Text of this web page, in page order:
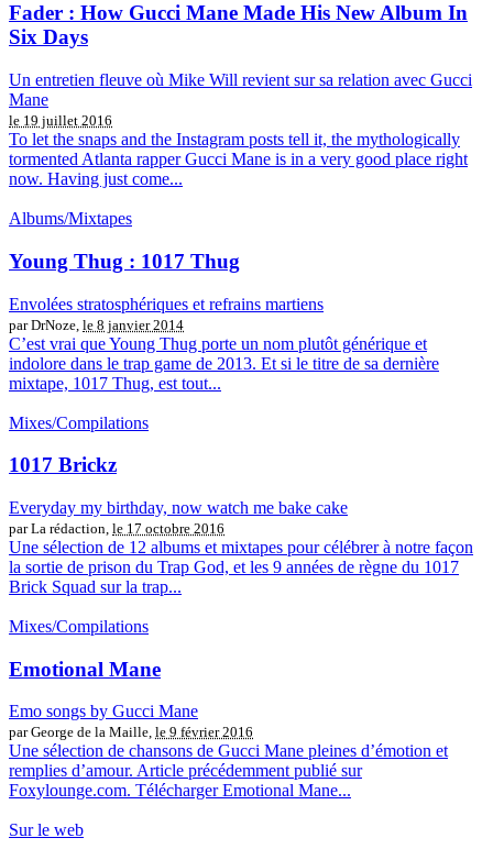
Fader : How Gucci Mane Made His New Album In
Six Days
Un entretien fleuve où Mike Will revient sur sa relation avec Gucci
Mane
le 19 juillet 2016
To let the snaps and the Instagram posts tell it, the mythologically
tormented Atlanta rapper Gucci Mane is in a very good place right
now. Having just come...
Albums/Mixtapes
Young Thug : 1017 Thug
Envolées stratosphériques et refrains martiens
par DrNoze, le 8 janvier 2014
C’est vrai que Young Thug porte un nom plutôt générique et
indolore dans le trap game de 2013. Et si le titre de sa dernière
mixtape, 1017 Thug, est tout...
Mixes/Compilations
1017 Brickz
Everyday my birthday, now watch me bake cake
par La rédaction, le 17 octobre 2016
Une sélection de 12 albums et mixtapes pour célébrer à notre façon
la sortie de prison du Trap God, et les 9 années de règne du 1017
Brick Squad sur la trap...
Mixes/Compilations
Emotional Mane
Emo songs by Gucci Mane
par George de la Maille, le 9 février 2016
Une sélection de chansons de Gucci Mane pleines d’émotion et
remplies d’amour. Article précédemment publié sur
Foxylounge.com. Télécharger Emotional Mane...
Sur le web